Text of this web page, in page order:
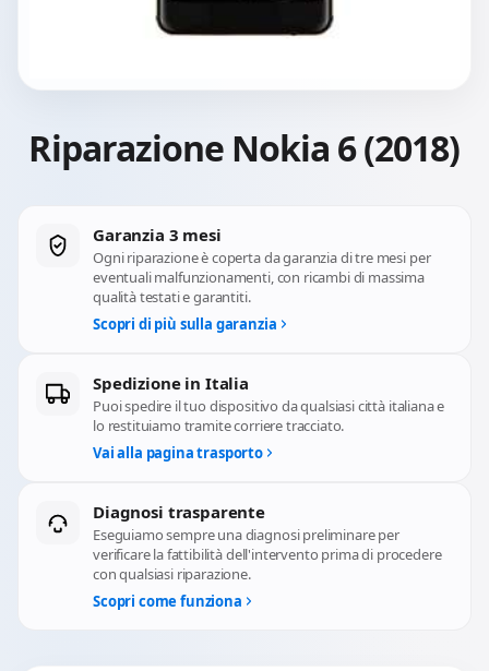
Riparazione Nokia 6 (2018)
Garanzia 3 mesi
Ogni riparazione è coperta da garanzia di tre mesi per
eventuali malfunzionamenti, con ricambi di massima
qualità testati e garantiti.
Scopri di più sulla garanzia
Spedizione in Italia
Puoi spedire il tuo dispositivo da qualsiasi città italiana e
lo restituiamo tramite corriere tracciato.
Vai alla pagina trasporto
Diagnosi trasparente
Eseguiamo sempre una diagnosi preliminare per
verificare la fattibilità dell'intervento prima di procedere
con qualsiasi riparazione.
Scopri come funziona